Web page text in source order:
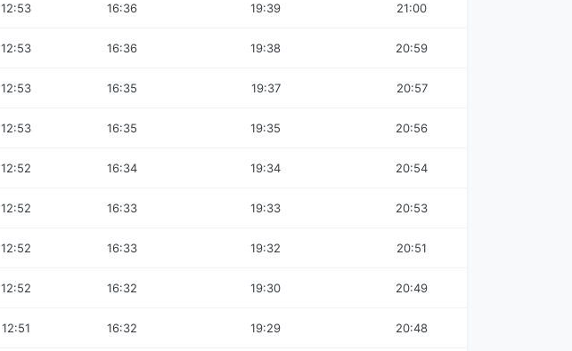
12:53 16:36 19:39 21:00
12:53 16:36 19:38 20:59
12:53 16:35 19:37 20:57
12:53 16:35 19:35 20:56
12:52 16:34 19:34 20:54
12:52 16:33 19:33 20:53
12:52 16:33 19:32 20:51
12:52 16:32 19:30 20:49
12:51 16:32 19:29 20:48